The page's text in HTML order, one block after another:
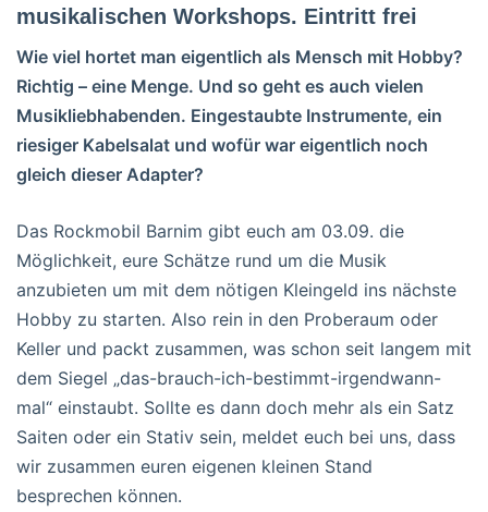
musikalischen Workshops. Eintritt frei
Wie viel hortet man eigentlich als Mensch mit Hobby?
Richtig – eine Menge. Und so geht es auch vielen
Musikliebhabenden. Eingestaubte Instrumente, ein
riesiger Kabelsalat und wofür war eigentlich noch
gleich dieser Adapter?
Das Rockmobil Barnim gibt euch am 03.09. die
Möglichkeit, eure Schätze rund um die Musik
anzubieten um mit dem nötigen Kleingeld ins nächste
Hobby zu starten. Also rein in den Proberaum oder
Keller und packt zusammen, was schon seit langem mit
dem Siegel „das-brauch-ich-bestimmt-irgendwann-
mal“ einstaubt. Sollte es dann doch mehr als ein Satz
Saiten oder ein Stativ sein, meldet euch bei uns, dass
wir zusammen euren eigenen kleinen Stand
besprechen können.